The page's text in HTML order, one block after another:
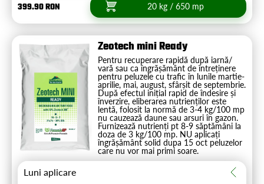
399.90 RON 20 kg / 650 mp
Zeotech mini Ready
Pentru recuperare rapidă după iarnă/
vară sau ca îngrășământ de întreținere
pentru peluzele cu trafic în lunile martie-
aprilie, mai, august, sfârșit de septembrie.
După efectul inițial rapid de îndesire și
înverzire, eliberarea nutrienților este
lentă, folosit la normă de 3-4 kg/100 mp
nu cauzează daune sau arsuri în gazon.
Furnizează nutrienți pt 8-9 săptămâni la
doza de 3 kg/100 mp. NU aplicați
îngrășământ solid dupa 15 oct peluzelor
care nu vor mai primi soare.
Luni aplicare